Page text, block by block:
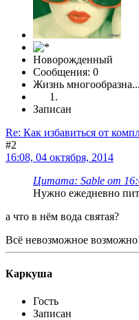
Новорожденный
Сообщения: 0
Жизнь многообразна...
Записан
Re: Как избавиться от
#2
16:08, 04 октября, 2014
Цитата: Sable от
Нужно ежедневно
а что в нём вода святая?
Всё невозможное
Каркуша
Гость
Записан